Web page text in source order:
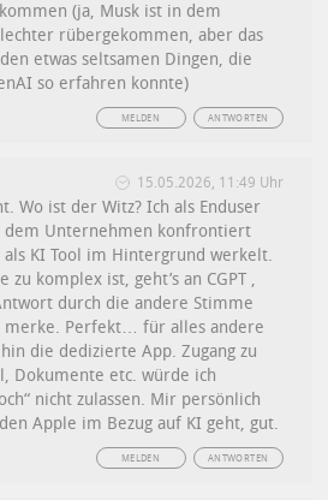
(ja, Musk ist in dem
rübergekommen, aber das
etwas seltsamen Dingen, die
so erfahren konnte)
ANTWORTEN
MELDEN
15.05.2026, 11:49 Uhr
Wo ist der Witz? Ich als Enduser
dem Unternehmen konfrontiert
als KI Tool im Hintergrund werkelt.
zu komplex ist, geht’s an CGPT ,
durch die andere Stimme
merke. Perfekt… für alles andere
die dedizierte App. Zugang zu
Dokumente etc. würde ich
nicht zulassen. Mir persönlich
Apple im Bezug auf KI geht, gut.
ANTWORTEN
MELDEN